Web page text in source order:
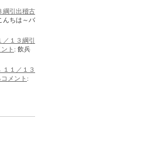
綱引出稽古
んちは～バ
／１３綱引
ト : 飲兵
１１／１３
メント :